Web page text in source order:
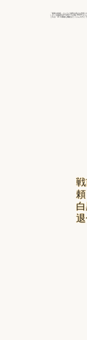
頼
「最新の技術」というと値段の高さを危惧
しかし写真復活STUDIO では1枚 990円 から
これは「AI の素敵な機能をたくさんの方と